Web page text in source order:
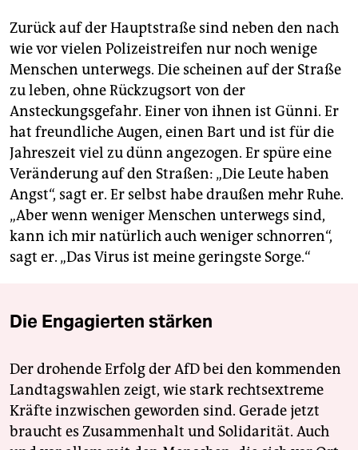
Zurück auf der Hauptstraße sind neben den nach
wie vor vielen Polizeistreifen nur noch wenige
Menschen unterwegs. Die scheinen auf der Straße
zu leben, ohne Rückzugsort von der
Ansteckungsgefahr. Einer von ihnen ist Günni. Er
hat freundliche Augen, einen Bart und ist für die
Jahreszeit viel zu dünn angezogen. Er spüre eine
Veränderung auf den Straßen: „Die Leute haben
Angst“, sagt er. Er selbst habe draußen mehr Ruhe.
„Aber wenn weniger Menschen unterwegs sind,
kann ich mir natürlich auch weniger schnorren“,
sagt er. „Das Virus ist meine geringste Sorge.“
Die Engagierten stärken
Der drohende Erfolg der AfD bei den kommenden
Landtagswahlen zeigt, wie stark rechtsextreme
Kräfte inzwischen geworden sind. Gerade jetzt
braucht es Zusammenhalt und Solidarität. Auch